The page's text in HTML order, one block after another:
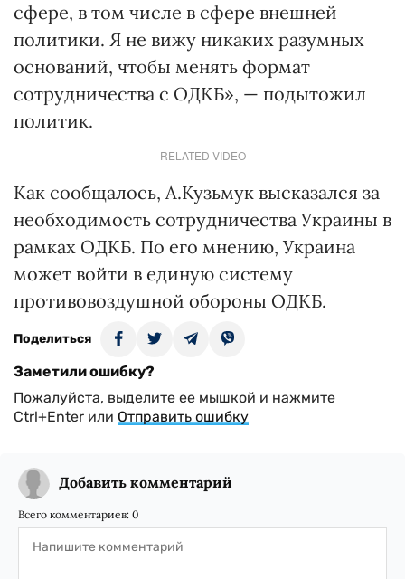
сфере, в том числе в сфере внешней
политики. Я не вижу никаких разумных
оснований, чтобы менять формат
сотрудничества с ОДКБ», — подытожил
политик.
RELATED VIDEO
Как сообщалось, А.Кузьмук высказался за
необходимость сотрудничества Украины в
рамках ОДКБ. По его мнению, Украина
может войти в единую систему
противовоздушной обороны ОДКБ.
Поделиться
Заметили ошибку?
Пожалуйста, выделите ее мышкой и нажмите
Ctrl+Enter или Отправить ошибку
Добавить комментарий
Всего комментариев: 0